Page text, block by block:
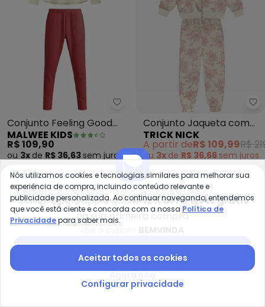
Malwee Kids - Conjunto
Conjunto Feeling Good
(Bege)
MALWEE KIDS
R$ 109,90
ou 3x de R$ 36,63 sem juros
Conjunto Jaqueta com
Capuz e Calça (Bege)
TRICK NICK
A partir deR$ 109,99R$
ou 3x de R$ 36,66 sem juros
NEW
-20%
Compre pelo app e ganhe12% OFF + frete grátis
na sua primeira compra
Nós utilizamos cookies e tecnologias similares para melhorar sua
experiência de compra, incluindo conteúdo relevante e
publicidade personalizada. Ao continuar navegando, entendemos
que você está ciente e concorda com a nossa Política de
Privacidadepara saber mais.
Aceitar todos os cookies
Configurar privacidade